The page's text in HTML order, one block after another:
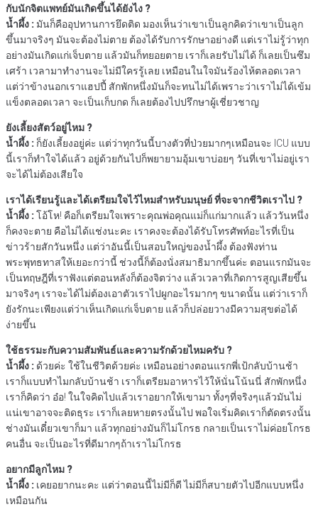
กับนักจิตแพทย์มันเกิดขึ้นได้ยังไง ?
น้ำผึ้ง : มันก็คืออุปทานการยึดติด มองเห็นว่าเขาเป็นลูกคิดว่าเขาเป็นลูก
ขึ้นมาจริงๆ มันจะต้องไม่ตาย ต้องได้รับการรักษาอย่างดี แต่เราไม่รู้ว่าทุก
อย่างมันเกิดแก่เจ็บตาย แล้วมันก็ทยอยตาย เราก็เลยรับไม่ได้ ก็เลยเป็นซึม
เศร้า เวลามาทำงานจะไม่มีใครรู้เลย เหมือนในใจมันร้องไห้ตลอดเวลา
แต่ว่าข้างนอกเราแฮปปี้ สักพักหนึ่งมันก็จะทนไม่ได้เพราะว่าเราไม่ได้เข้ม
แข็งตลอดเวลา จะเป็นเก็บกด ก็เลยต้องไปปรึกษาผู้เชี่ยวชาญ
ยังเลี้ยงสัตว์อยู่ไหม ?
น้ำผึ้ง : ก็ยังเลี้ยงอยู่ค่ะ แต่ว่าทุกวันนี้บางตัวที่ป่วยมากๆเหมือนจะ ICU แบบ
นี้เราก็ทำใจได้แล้ว อยู่ด้วยกันไปก็พยายามอุ้มเขาบ่อยๆ วันที่เขาไม่อยู่เรา
จะได้ไม่ต้องเสียใจ
เราได้เรียนรู้และได้เตรียมใจไว้ไหมสำหรับมนุษย์ ที่จะจากชีวิตเราไป ?
น้ำผึ้ง :โอ้โห! คือก็เตรียมใจเพราะคุณพ่อคุณแม่ก็แก่มากแล้ว แล้ววันหนึ่ง
ก็คงจะตาย คือไม่ได้แช่งนะคะ เราคงจะต้องได้รับโทรศัพท์อะไรที่เป็น
ข่าวร้ายสักวันหนึ่ง แต่ว่าอันนี้เป็นสอบใหญ่ของน้ำผึ้ง ต้องฟังท่าน
พระพุทธทาสให้เยอะกว่านี้ ช่วงนี้ก็ต้องนั่งสมาธิมากขึ้นค่ะ ตอนแรกมันจะ
เป็นทฤษฎีที่เราฟังแต่ตอนหลังก็ต้องจิตว่าง แล้วเวลาที่เกิดการสูญเสียขึ้น
มาจริงๆ เราจะได้ไม่ต้องเอาตัวเราไปผูกอะไรมากๆ ขนาดนั้น แต่ว่าเราก็
ยังรักนะเพียงแต่ว่าเห็นเกิดแก่เจ็บตาย แล้วก็ปล่อยวางมีความสุขต่อได้
ง่ายขึ้น
ใช้ธรรมะกับความสัมพันธ์และความรักด้วยไหมครับ ?
น้ำผึ้ง : ด้วยค่ะ ใช้ในชีวิตด้วยค่ะ เหมือนอย่างตอนแรกพี่เป้กลับบ้านช้า
เราก็แบบทำไมกลับบ้านช้า เราก็เตรียมอาหารไว้ให้นั่นโน้นนี่ สักพักหนึ่ง
เราก็คิดว่า อ๋อ! ในใจคิดไปแล้วเราอยากให้เขามา ทั้งๆที่จริงๆแล้วมันไม่
แน่เขาอาจจะติดธุระ เราก็เลยหายตรงนั้นไป พอใจเริ่มคิดเราก็ตัดตรงนั้น
ช่างมันเดี๋ยวเขาก็มา แล้วทุกอย่างมันก็ไม่โกรธ กลายเป็นเราไม่ค่อยโกรธ
คนอื่น จะเป็นอะไรที่ดีมากๆถ้าเราไม่โกรธ
อยากมีลูกไหม ?
น้ำผึ้ง : เคยอยากนะคะ แต่ว่าตอนนี้ไม่มีก็ดี ไม่มีก็สบายตัวไปอีกแบบหนึ่ง
เหมือนกัน